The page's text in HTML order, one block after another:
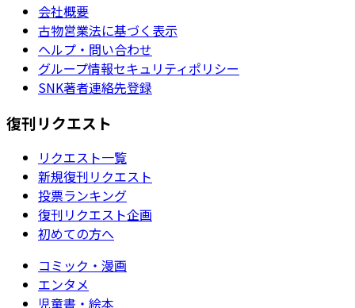
会社概要
古物営業法に基づく表示
ヘルプ・問い合わせ
グループ情報セキュリティポリシー
SNK著者連絡先登録
復刊リクエスト
リクエスト一覧
新規復刊リクエスト
投票ランキング
復刊リクエスト企画
初めての方へ
コミック・漫画
エンタメ
児童書・絵本